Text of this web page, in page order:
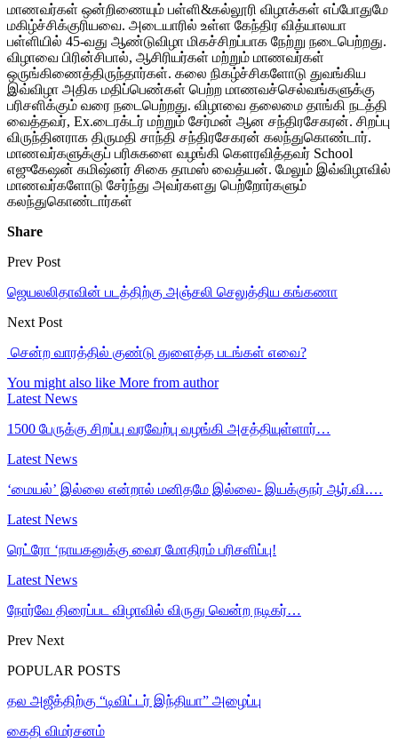
மாணவர்கள் ஒன்றிணையும் பள்ளி&கல்லூரி விழாக்கள் எப்போதுமே
மகிழ்ச்சிக்குரியவை. அடையாரில் உள்ள கேந்திர வித்யாலயா
பள்ளியில் 45-வது ஆண்டுவிழா மிகச்சிறப்பாக நேற்று நடைபெற்றது.
விழாவை பிரின்சிபால், ஆசிரியர்கள் மற்றும் மாணவர்கள்
ஒருங்கிணைத்திருந்தார்கள். கலை நிகழ்ச்சிகளோடு துவங்கிய
இவ்விழா அதிக மதிப்பெண்கள் பெற்ற மாணவச்செல்வங்களுக்கு
பரிசளிக்கும் வரை நடைபெற்றது. விழாவை தலைமை தாங்கி நடத்தி
வைத்தவர், Ex.டைரக்டர் மற்றும் சேர்மன் ஆன சந்திரசேகரன். சிறப்பு
விருந்தினராக திருமதி சாந்தி சந்திரசேகரன் கலந்துகொண்டார்.
மாணவர்களுக்குப் பரிசுகளை வழங்கி கெளரவித்தவர் School
எஜுகேஷன் கமிஷ்னர் சிகை தாமஸ் வைத்யன். மேலும் இவ்விழாவில்
மாணவர்களோடு சேர்ந்து அவர்களது பெற்றோர்களும்
கலந்துகொண்டார்கள்
Share
Prev Post
ஜெயலலிதாவின் படத்திற்கு அஞ்சலி செலுத்திய கங்கணா
Next Post
சென்ற வாரத்தில் குண்டு துளைத்த படங்கள் எவை?
You might also like More from author
Latest News
1500 பேருக்கு சிறப்பு வரவேற்பு வழங்கி அசத்தியுள்ளார்…
Latest News
‘மையல்’ இல்லை என்றால் மனிதமே இல்லை- இயக்குநர் ஆர்.வி.…
Latest News
ரெட்ரோ ‘நாயகனுக்கு வைர மோதிரம் பரிசளிப்பு!
Latest News
நோர்வே திரைப்பட விழாவில் விருது வென்ற நடிகர்…
Prev Next
POPULAR POSTS
தல அஜீத்திற்கு “டிவிட்டர் இந்தியா” அழைப்பு
கைதி விமர்சனம்